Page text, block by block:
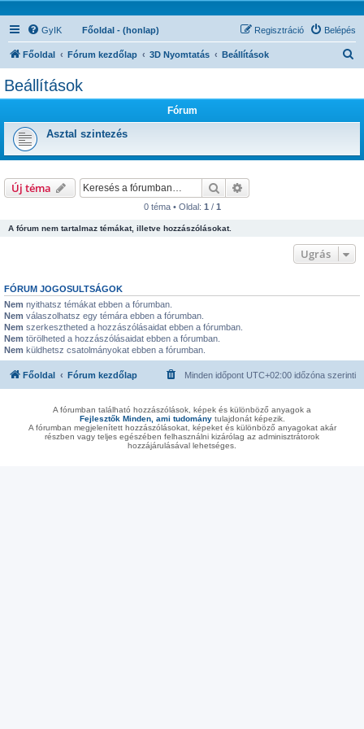
GyIK Főoldal - (honlap) Belépés
Regisztráció
Főoldal Fórum kezdőlap 3D Nyomtatás Beállítások
Beállítások
Fórum
Asztal szintezés
Új téma Keresés
0 téma • Oldal: 1 / 1
A fórum nem tartalmaz témákat, illetve hozzászólásokat.
Ugrás
FÓRUM JOGOSULTSÁGOK
Nem nyithatsz témákat ebben a fórumban.
Nem válaszolhatsz egy témára ebben a fórumban.
Nem szerkesztheted a hozzászólásaidat ebben a fórumban.
Nem törölheted a hozzászólásaidat ebben a fórumban.
Nem küldhetsz csatolmányokat ebben a fórumban.
Főoldal Fórum kezdőlap Minden időpont UTC+02:00 időzóna szerinti
A fórumban található hozzászólások, képek és különböző anyagok a
Fejlesztők Minden, ami tudománytulajdonát képezik.
A fórumban megjelenített hozzászólásokat, képeket és különböző anyagokat akár
részben vagy teljes egészében felhasználni kizárólag az adminisztrátorok
hozzájárulásával lehetséges.